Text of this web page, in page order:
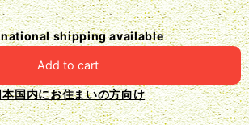
shipping available
Add to cart
本国内にお住まいの方向け